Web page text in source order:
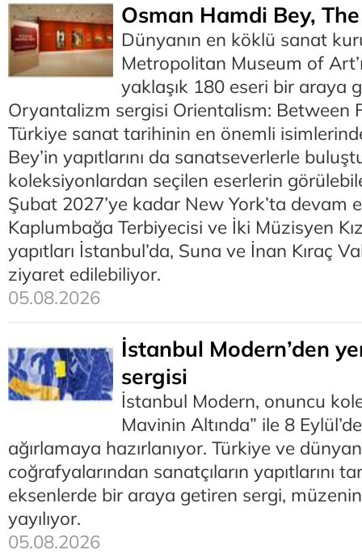
Osman Hamdi Bey,
Dünyanın en köklü sanat
Metropolitan Museum of
yaklaşık 180 eseri bir araya
Oryantalizm sergisi Orientalism: Between
Türkiye sanat tarihinin en önemli
Bey’in yapıtlarını da sanatseverlerle
koleksiyonlardan seçilen eserlerin
Şubat 2027’ye kadar New York’ta devam
Kaplumbağa Terbiyecisi ve İki Müzisyen
yapıtları İstanbul’da, Suna ve İnan Kıraç
ziyaret edilebiliyor.
05.08.2026
İstanbul Modern’den
sergisi
İstanbul Modern, onuncu
Mavinin Altında” ile 8
ağırlamaya hazırlanıyor. Türkiye ve
coğrafyalarından sanatçıların yapıtlarını
eksenlerde bir araya getiren sergi,
yayılıyor.
05.08.2026